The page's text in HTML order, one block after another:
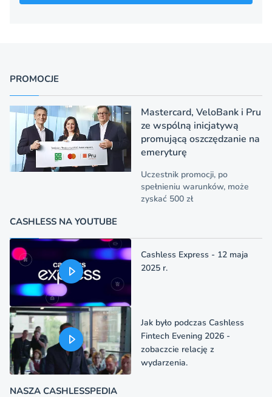
PROMOCJE
Mastercard, VeloBank i Pru
ze wspólną inicjatywą
promującą oszczędzanie na
emeryturę
Uczestnik promocji, po
spełnieniu warunków, może
zyskać 500 zł
CASHLESS NA YOUTUBE
Cashless Express - 12 maja
2025 r.
Jak było podczas Cashless
Fintech Evening 2026 -
zobaczcie relację z
wydarzenia.
NASZA CASHLESSPEDIA